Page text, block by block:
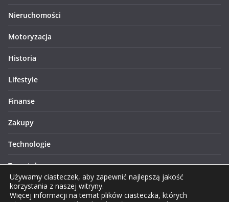
Nieruchomości
Motoryzacja
Historia
Lifestyle
Finanse
Zakupy
Technologie
Turystyka
Używamy ciasteczek, aby zapewnić najlepszą jakość
korzystania z naszej witryny.
Więcej informacji na temat plików ciasteczka, których